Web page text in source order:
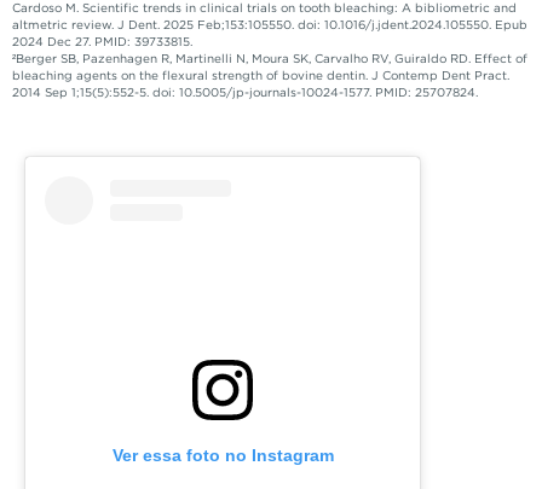
Cardoso M. Scientific trends in clinical trials on tooth bleaching: A bibliometric and
altmetric review. J Dent. 2025 Feb;153:105550. doi: 10.1016/j.jdent.2024.105550. Epub
2024 Dec 27. PMID: 39733815.​
²Berger SB, Pazenhagen R, Martinelli N, Moura SK, Carvalho RV, Guiraldo RD. Effect of
bleaching agents on the flexural strength of bovine dentin. J Contemp Dent Pract.
2014 Sep 1;15(5):552-5. doi: 10.5005/jp-journals-10024-1577. PMID: 25707824.
Ver essa foto no Instagram